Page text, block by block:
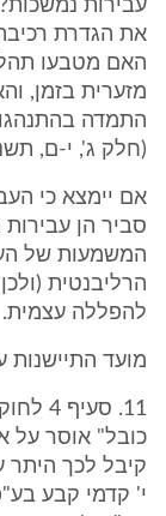
עבירות
את הגדרת
האם מטבעו
מזערית בזמן,
התמדה
(חלק ג', י-ם,
אם יימצא כי
סביר הן
המשמעות של
הרליבנטית
להפללה עצמית.
מועד התיישנות
11.
כובל" אוסר על
קיבל לכך היתר